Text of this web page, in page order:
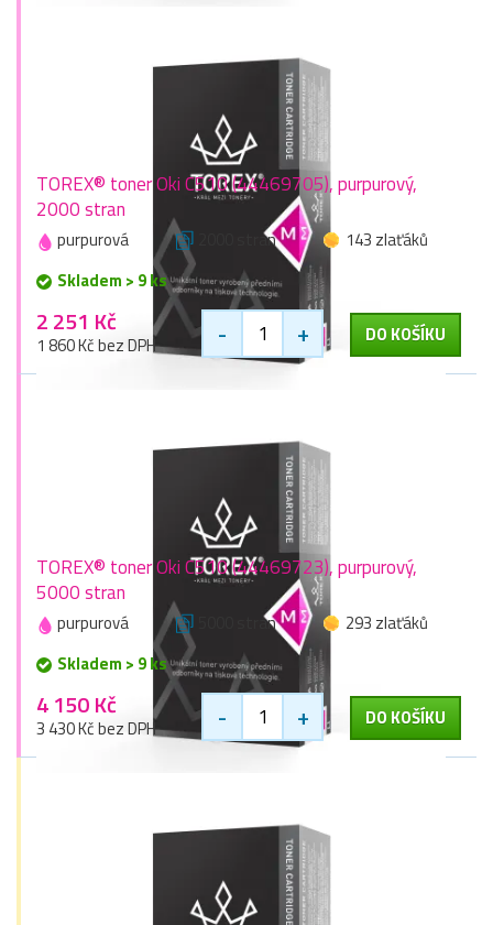
TOREX® toner Oki C510 (44469705), purpurový,
2000 stran
purpurová 2000 stran
143 zlaťáků
Skladem > 9 ks
2 251 Kč
1 860 Kč bez DPH - + DO KOŠÍKU
TOREX® toner Oki C510 (44469723), purpurový,
5000 stran
purpurová 5000 stran
293 zlaťáků
Skladem > 9 ks
4 150 Kč
3 430 Kč bez DPH - + DO KOŠÍKU